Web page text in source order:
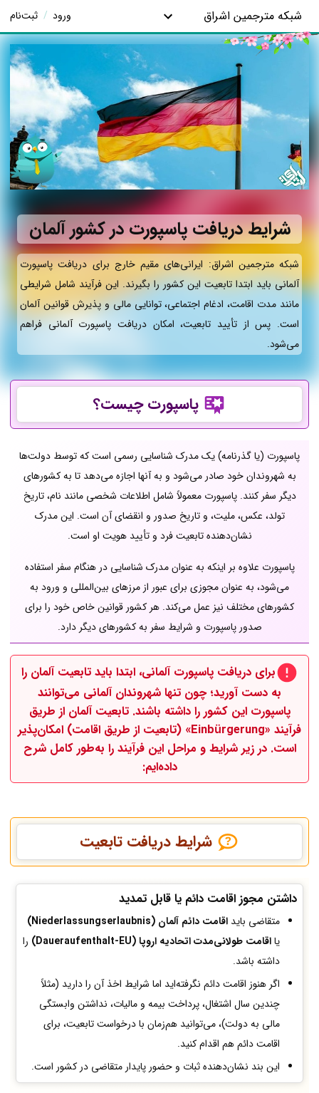
شبکه مترجمین اشراق ورود / ثبت‌نام
شرایط دریافت پاسپورت در کشور آلمان
شبکه مترجمین اشراق: ایرانی‌های مقیم خارج برای دریافت پاسپورت
آلمانی باید ابتدا تابعیت این کشور را بگیرند. این فرآیند شامل شرایطی
مانند مدت اقامت، ادغام اجتماعی، توانایی مالی و پذیرش قوانین آلمان
است. پس از تأیید تابعیت، امکان دریافت پاسپورت آلمانی فراهم
می‌شود.
پاسپورت چیست؟
پاسپورت (یا گذرنامه) یک مدرک شناسایی رسمی است که توسط دولت‌ها
به شهروندان خود صادر می‌شود و به آنها اجازه می‌دهد تا به کشورهای
دیگر سفر کنند. پاسپورت معمولاً شامل اطلاعات شخصی مانند نام، تاریخ
تولد، عکس، ملیت، و تاریخ صدور و انقضای آن است. این مدرک
نشان‌دهنده تابعیت فرد و تأیید هویت او است.
پاسپورت علاوه بر اینکه به عنوان مدرک شناسایی در هنگام سفر استفاده
می‌شود، به عنوان مجوزی برای عبور از مرزهای بین‌المللی و ورود به
کشورهای مختلف نیز عمل می‌کند. هر کشور قوانین خاص خود را برای
صدور پاسپورت و شرایط سفر به کشورهای دیگر دارد.
برای دریافت پاسپورت آلمانی، ابتدا باید تابعیت آلمان را
به دست آورید؛ چون تنها شهروندان آلمانی می‌توانند
پاسپورت این کشور را داشته باشند. تابعیت آلمان از طریق
فرآیند «Einbürgerung» (تابعیت از طریق اقامت) امکان‌پذیر
است. در زیر شرایط و مراحل این فرآیند را به‌طور کامل شرح
داده‌ایم:
شرایط دریافت تابعیت
داشتن مجوز اقامت دائم یا قابل تمدید
متقاضی باید اقامت دائم آلمان (Niederlassungserlaubnis)
یااقامت طولانی‌مدت اتحادیه اروپا (Daueraufenthalt-EU)
را
داشته باشد.
اگر هنوز اقامت دائم نگرفته‌اید اما شرایط اخذ آن را دارید (مثلاً
چندین سال اشتغال، پرداخت بیمه و مالیات، نداشتن وابستگی
مالی به دولت)، می‌توانید هم‌زمان با درخواست تابعیت، برای
اقامت دائم هم اقدام کنید.
این بند نشان‌دهنده ثبات و حضور پایدار متقاضی در کشور است.